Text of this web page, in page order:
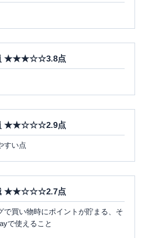
★★★☆☆3.8点
★★☆☆☆2.9点
すい点
★★☆☆☆2.7点
で買い物時にポイントが貯まる、そ
で使えること